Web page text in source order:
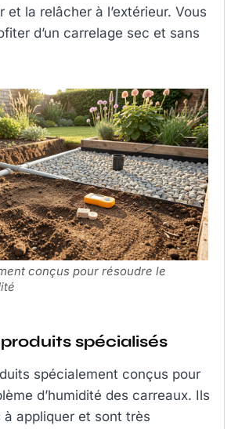
et la relâcher à l’extérieur. Vous
d’un carrelage sec et sans
conçus pour résoudre le
spécialisés
spécialement conçus pour
d’humidité des carreaux. Ils
appliquer et sont très